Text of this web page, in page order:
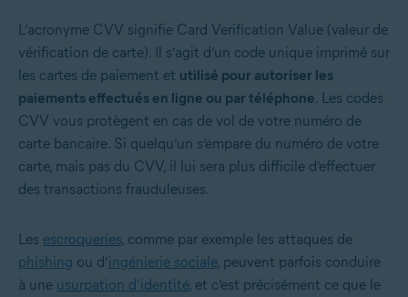
L’acronyme CVV signifie Card Verification Value (valeur de
vérification de carte). Il s’agit d’un code unique imprimé sur
les cartes de paiement et utilisé pour autoriser les
paiements effectués en ligne ou par téléphone. Les codes
CVV vous protègent en cas de vol de votre numéro de
carte bancaire. Si quelqu’un s’empare du numéro de votre
carte, mais pas du CVV, il lui sera plus difficile d’effectuer
des transactions frauduleuses.
Les escroqueries, comme par exemple les attaques de
phishing ou d’ingénierie sociale, peuvent parfois conduire
à une usurpation d’identité, et c’est précisément ce que le